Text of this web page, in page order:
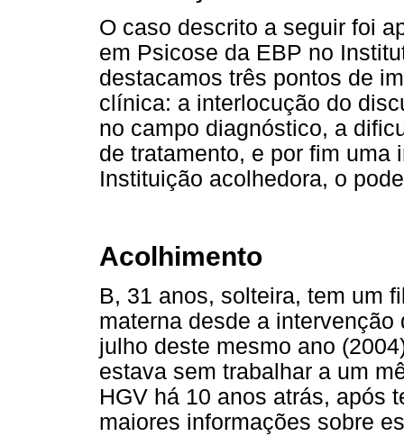
O caso descrito a seguir foi
em Psicose da EBP no
destacamos três pontos de
clínica: a interlocução do
no campo diagnóstico, a
de tratamento, e por fim uma
Instituição acolhedora, o
Acolhimento
B, 31 anos, solteira, tem um
materna desde a
julho deste mesmo ano
estava sem trabalhar a um
HGV há 10 anos atrás, após
maiores informações sobre